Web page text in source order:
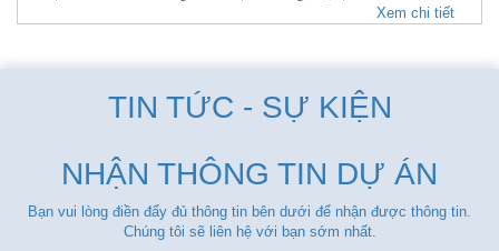
Xem chi tiết
TIN TỨC - SỰ KIỆN
NHẬN THÔNG TIN DỰ ÁN
Bạn vui lòng điền đẩy đủ thông tin bên dưới để nhận được thông tin.
Chúng tôi sẽ liên hệ với bạn sớm nhất.